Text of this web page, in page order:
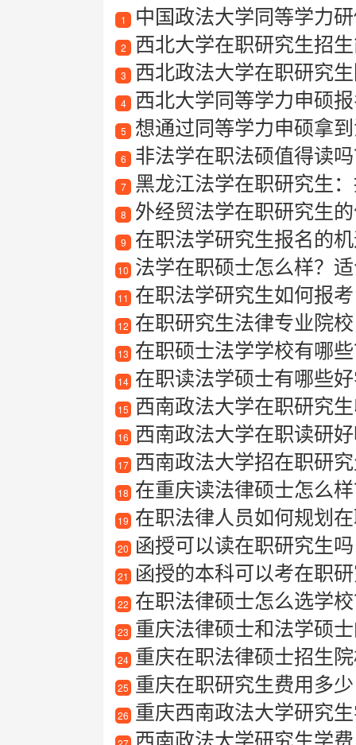
1 中国政法大学同等学力
2 西北大学在职研究生招
3 西北政法大学在职研究
4 西北大学同等学力申硕
5 想通过同等学力申硕拿到法学
6 非法学在职法硕值得读
7 黑龙江法学在职研究生
8 外经贸法学在职研究生
9 在职法学研究生报名的
10 法学在职硕士怎么样？
11 在职法学研究生如何报考
12 在职研究生法律专业院校
13 在职硕士法学学校有哪
14 在职读法学硕士有哪些
15 西南政法大学在职研究
16 西南政法大学在职读研
17 西南政法大学招在职研
18 在重庆读法律硕士怎么
19 在职法律人员如何规划
20 函授可以读在职研究生吗
21 函授的本科可以考在职
22 在职法律硕士怎么选学
23 重庆法律硕士和法学硕
24 重庆在职法律硕士招生
25 重庆在职研究生费用多少
26 重庆西南政法大学研究
西南政法大学研究生学费